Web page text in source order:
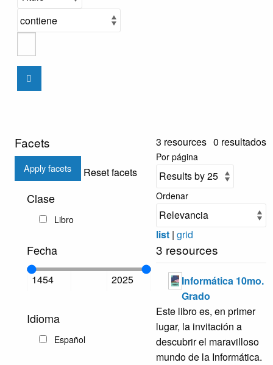
Facets
Apply facets Reset facets
Clase
Libro
Fecha
Idioma
Español
3 resources 0 resultados
Por página
Ordenar
list | grid
3 resources
Informática 10mo.
Grado
Este libro es, en primer
lugar, la invitación a
descubrir el maravilloso
mundo de la Informática.